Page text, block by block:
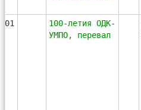
101
100-летия ОДК-
УМПО, перевал